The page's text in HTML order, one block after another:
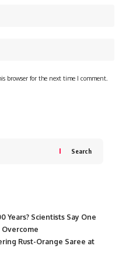
browser for the next time I comment.
Search
Years? Scientists Say One
Rust-Orange Saree at